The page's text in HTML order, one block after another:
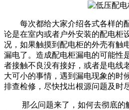
每次都给大家介绍各式各样的
论是在室内或者户外安装的配电柜
况，如果触摸到配电柜的外壳有触
漏电了。造成配电柜漏电的可能性
者接触不良没有接好，或者是电线
大可小的事情，遇到漏电现象的时
排查检修，尽快找出根源问题及时
那么问题来了，如何去彻底的